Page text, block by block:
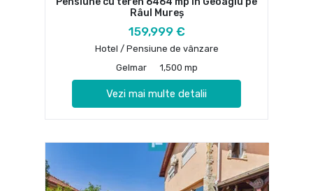
Râul Mureș
159,999 €
Hotel / Pensiune de vânzare
Gelmar
1,500 mp
Vezi mai multe detalii